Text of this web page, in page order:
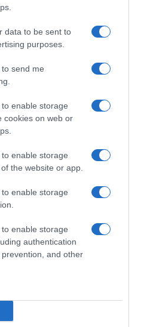
data to be sent to
purposes.
send me
enable storage
cookies on web or
enable storage
the website or app.
enable storage
enable storage
authentication
and other
pela Madeira nos